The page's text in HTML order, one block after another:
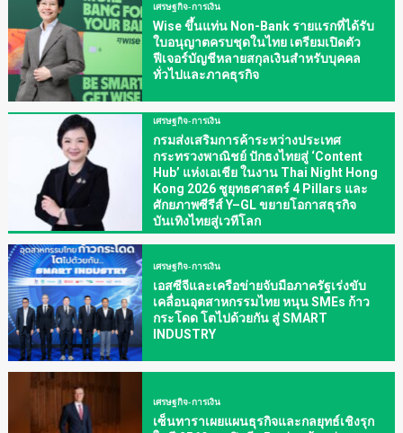
เศรษฐกิจ-การเงิน
Wise ขึ้นแท่น Non-Bank รายแรกที่ได้รับ
ใบอนุญาตครบชุดในไทย เตรียมเปิดตัว
ฟีเจอร์บัญชีหลายสกุลเงินสำหรับบุคคล
ทั่วไปและภาคธุรกิจ
เศรษฐกิจ-การเงิน
กรมส่งเสริมการค้าระหว่างประเทศ
กระทรวงพาณิชย์ ปักธงไทยสู่ ‘Content
Hub’ แห่งเอเชีย ในงาน Thai Night Hong
Kong 2026 ชูยุทธศาสตร์ 4 Pillars และ
ศักยภาพซีรีส์ Y–GL ขยายโอกาสธุรกิจ
บันเทิงไทยสู่เวทีโลก
เศรษฐกิจ-การเงิน
เอสซีจีและเครือข่ายจับมือภาครัฐเร่งขับ
เคลื่อนอุตสาหกรรมไทย หนุน SMEs ก้าว
กระโดด โตไปด้วยกัน สู่ SMART
INDUSTRY
เศรษฐกิจ-การเงิน
เซ็นทาราเผยแผนธุรกิจและกลยุทธ์เชิงรุก